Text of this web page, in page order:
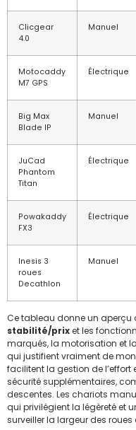
Clicgear
4.0
Manuel
Motocaddy
M7 GPS
Électrique
Big Max
Blade IP
Manuel
JuCad
Phantom
Titan
Électrique
Powakaddy
FX3
Électrique
Inesis 3
roues
Decathlon
Manuel
Ce tableau donne un aperçu
stabilité/prixet les
marqués, la motorisation et
qui justifient vraiment de
facilitent la gestion de
sécurité supplémentaires,
descentes. Les chariots
qui privilégient la légèreté et
surveiller la largeur des